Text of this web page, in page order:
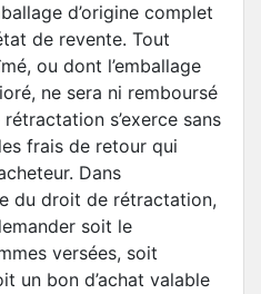
d’origine complet
de revente. Tout
ou dont l’emballage
ne sera ni remboursé
s’exerce sans
frais de retour qui
Dans
du droit de rétractation,
soit le
versées, soit
un bon d’achat valable